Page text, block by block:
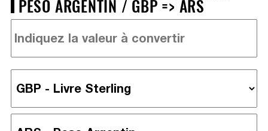
PESO ARGENTIN / GBP => ARS